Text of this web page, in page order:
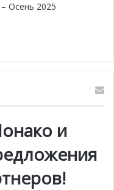
Осень 2025
и